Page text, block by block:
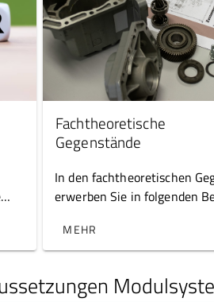
Fachtheoretische
Gegenstände
In den fachtheoretischen
erwerben Sie in folgenden
MEHR